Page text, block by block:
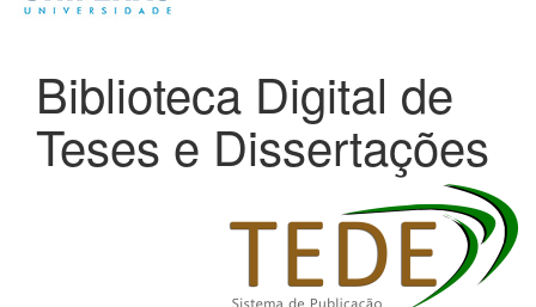
Biblioteca Digital de
Teses e Dissertações